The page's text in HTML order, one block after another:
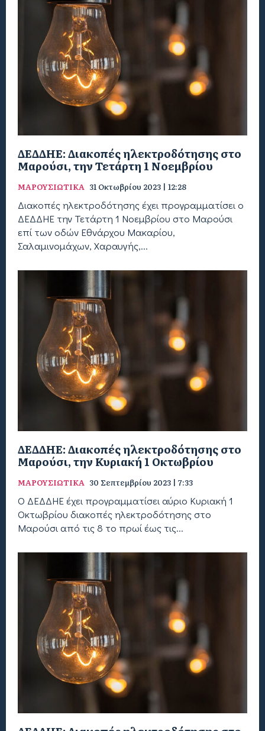
ΔΕΔΔΗΕ: Διακοπές ηλεκτροδότησης στο
Μαρούσι, την Τετάρτη 1 Νοεμβρίου
ΜΑΡΟΥΣΙΩΤΙΚΑ 31 Οκτωβρίου 2023 | 12:28
Διακοπές ηλεκτροδότησης έχει προγραμματίσει ο
ΔΕΔΔΗΕ την Τετάρτη 1 Νοεμβρίου στο Μαρούσι
επί των οδών Εθνάρχου Μακαρίου,
Σαλαμινομάχων, Χαραυγής,...
ΔΕΔΔΗΕ: Διακοπές ηλεκτροδότησης στο
Μαρούσι, την Κυριακή 1 Οκτωβρίου
ΜΑΡΟΥΣΙΩΤΙΚΑ 30 Σεπτεμβρίου 2023 | 7:33
Ο ΔΕΔΔΗΕ έχει προγραμματίσει αύριο Κυριακή 1
Οκτωβρίου διακοπές ηλεκτροδότησης στο
Μαρούσι από τις 8 το πρωί έως τις...